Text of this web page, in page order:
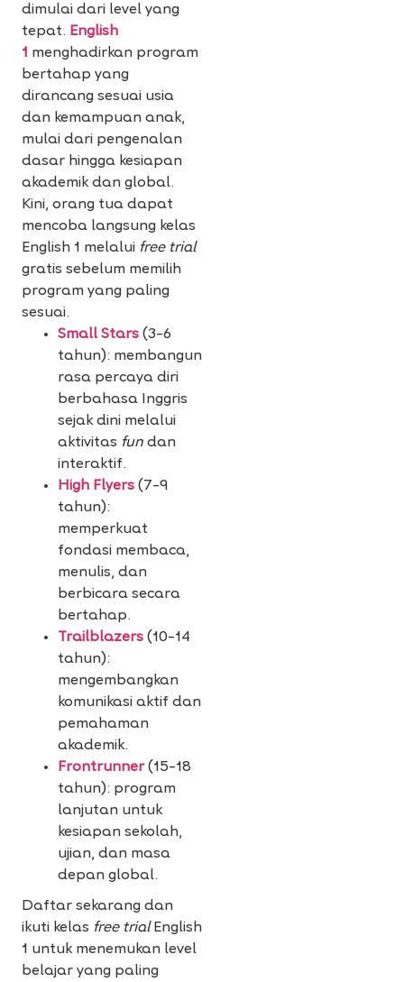
dimulai dari level yang
tepat. English
1 menghadirkan program
bertahap yang
dirancang sesuai usia
dan kemampuan anak,
mulai dari pengenalan
dasar hingga kesiapan
akademik dan global.
Kini, orang tua dapat
mencoba langsung kelas
English 1 melalui free trial
gratis sebelum memilih
program yang paling
sesuai.
Small Stars (3–6
tahun): membangun
rasa percaya diri
berbahasa Inggris
sejak dini melalui
aktivitas fun dan
interaktif.
High Flyers (7–9
tahun):
memperkuat
fondasi membaca,
menulis, dan
berbicara secara
bertahap.
Trailblazers (10–14
tahun):
mengembangkan
komunikasi aktif dan
pemahaman
akademik.
Frontrunner(15–18
tahun): program
lanjutan untuk
kesiapan sekolah,
ujian, dan masa
depan global.
Daftar sekarang dan
ikuti kelas free trialEnglish
1 untuk menemukan level
belajar yang paling